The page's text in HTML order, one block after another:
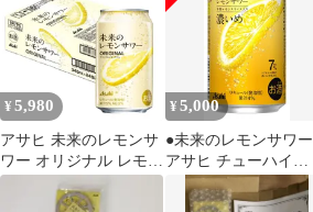
¥ 5,980
アサヒ 未来のレモンサ
ワー オリジナル レモン
サワー 345ml×24缶 5度
スピリッツ
¥5,000
●未来のレモンサワー
アサヒ チューハイ
345ml24本
4904230076230/004254